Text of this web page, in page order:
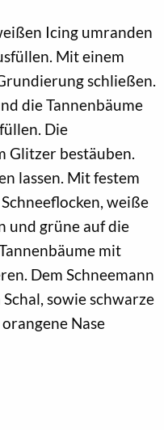
Icing umranden
Mit einem
schließen.
die Tannenbäume
Die
Glitzer bestäuben.
lassen. Mit festem
weiße
und grüne auf die
mit
Dem Schneemann
sowie schwarze
Nase